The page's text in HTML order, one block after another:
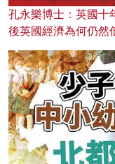
孔永樂博士：英國十
後英國經濟為何仍然